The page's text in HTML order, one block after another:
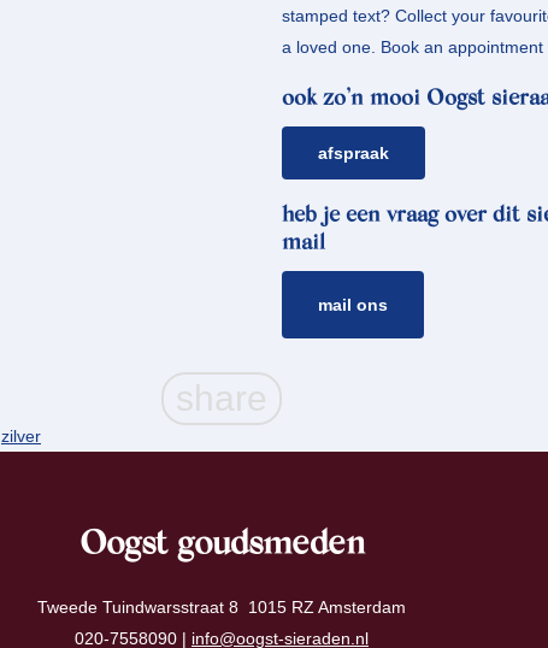
stamped text? Collect your
a loved one. Book an
ook zo’n mooi Oogst
afspraak
heb je een vraag over dit
mail
mail ons
zilver
Oogst goudsmeden
Tweede Tuindwarsstraat 8 1015 RZ Amsterdam
020-7558090 | info@oogst-sieraden.nl